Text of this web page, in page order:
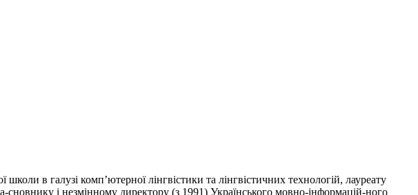
школи в галузі комп’ютерної лінгвістики та лінгвістичних технологій, лауреату
сновнику і незмінному директору (з 1991) Українського мовно-інформацій-ного